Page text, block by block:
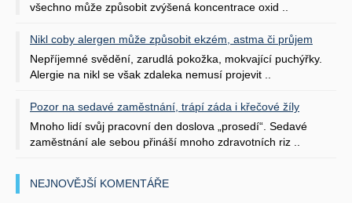
všechno může způsobit zvýšená koncentrace oxid ..
Nikl coby alergen může způsobit ekzém, astma či průjem
Nepříjemné svědění, zarudlá pokožka, mokvající puchýřky.
Alergie na nikl se však zdaleka nemusí projevit ..
Pozor na sedavé zaměstnání, trápí záda i křečové žíly
Mnoho lidí svůj pracovní den doslova „prosedí“. Sedavé
zaměstnání ale sebou přináší mnoho zdravotních riz ..
NEJNOVĚJŠÍ KOMENTÁŘE